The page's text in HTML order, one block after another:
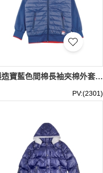
製造寶藍色間棉長袖夾棉外套 時尚設計撞色袖邊 拉鏈袋口 夾棉外套專門店 馬術比賽 100%Nylon J1022
PV:(2301)